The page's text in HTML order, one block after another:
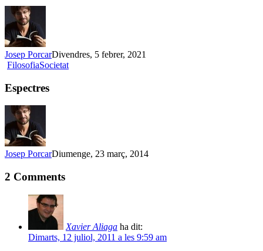
Josep PorcarDivendres, 5 febrer, 2021
FilosofiaSocietatEspectres
Espectres
Josep PorcarDiumenge, 23 març, 2014
2 Comments
Xavier Aliaga ha dit:
Dimarts, 12 juliol, 2011 a les 9:59 am